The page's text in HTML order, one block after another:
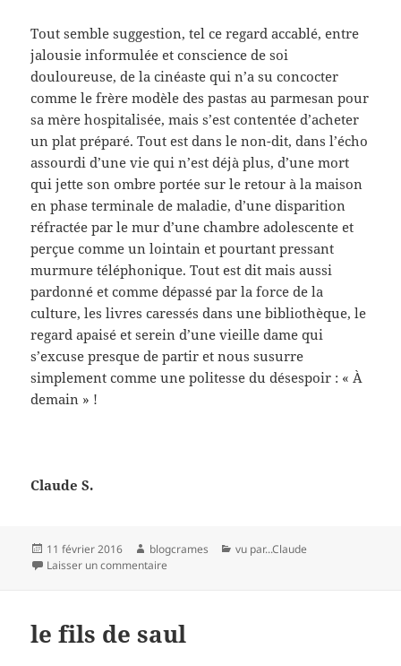
Tout semble suggestion, tel ce regard accablé, entre
jalousie informulée et conscience de soi
douloureuse, de la cinéaste qui n’a su concocter
comme le frère modèle des pastas au parmesan pour
sa mère hospitalisée, mais s’est contentée d’acheter
un plat préparé. Tout est dans le non-dit, dans l’écho
assourdi d’une vie qui n’est déjà plus, d’une mort
qui jette son ombre portée sur le retour à la maison
en phase terminale de maladie, d’une disparition
réfractée par le mur d’une chambre adolescente et
perçue comme un lointain et pourtant pressant
murmure téléphonique. Tout est dit mais aussi
pardonné et comme dépassé par la force de la
culture, les livres caressés dans une bibliothèque, le
regard apaisé et serein d’une vieille dame qui
s’excuse presque de partir et nous susurre
simplement comme une politesse du désespoir : « À
demain » !
Claude S.
Publié
le
11 février 2016 Auteur
blogcrames Catégories
vu par...Claude
Laisser un commentaire
le fils de saul